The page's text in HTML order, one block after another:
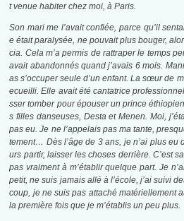
t venue habiter chez moi, à Paris.
Son mari me l’avait confiée, parce qu’il
e était paralysée, ne pouvait plus bouger,
cia. Cela m’a permis de rattraper le temps
avait abandonnés quand j’avais 6 mois.
as s’occuper seule d’un enfant. La sœur de
ecueilli. Elle avait été cantatrice
sser tomber pour épouser un prince
s filles danseuses, Desta et Menen. Moi,
pas eu. Je ne l’appelais pas ma tante,
tement… Dès l’âge de 3 ans, je n’ai plus eu
urs partir, laisser les choses derrière. C’est
pas vraiment à m’établir quelque part. Je
petit, ne suis jamais allé à l’école, j’ai suivi
coup, je ne suis pas attaché matériellement
la première fois que je m’établis un peu plus.